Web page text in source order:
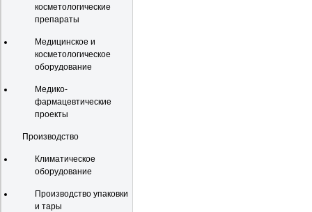
косметологические
препараты
Медицинское и
косметологическое
оборудование
Медико-
фармацевтические
проекты
Производство
Климатическое
оборудование
Производство упаковки
и тары